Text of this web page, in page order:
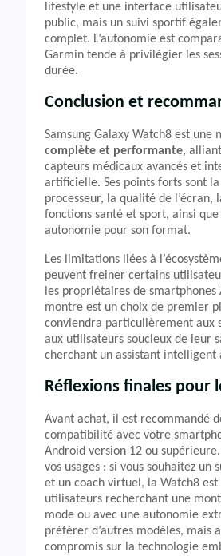
lifestyle et une interface
public, mais un suivi sportif
complet. L’autonomie est
Garmin tende à privilégier les
durée.
Conclusion et
Samsung Galaxy Watch8 est une
complète et performante,
capteurs médicaux avancés et
artificielle. Ses points forts sont
processeur, la qualité de l’écran,
fonctions santé et sport, ainsi
autonomie pour son format.
Les limitations liées à
peuvent freiner certains
les propriétaires de
montre est un choix de premier
conviendra particulièrement aux
aux utilisateurs soucieux de leur
cherchant un assistant intelligent
Réflexions finales pour
Avant achat, il est recommandé
compatibilité avec votre
Android version 12 ou supérieure.
vos usages : si vous souhaitez un
et un coach virtuel, la Watch8 est
utilisateurs recherchant une
mode ou avec une autonomie
préférer d’autres modèles, mais
compromis sur la technologie